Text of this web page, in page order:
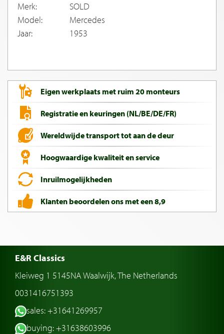
Merk:
SOLD
Model:
Mercedes
Jaar:
1953
Eigen werkplaats met ruim 20 monteurs
Registratie en keuringen (NL/BE/DE/FR)
Wereldwijde transport tot aan de deur
Hoogwaardige kwaliteit en service
Inruilmogelijkheden
Klanten beoordelen ons met een 8,9
E&R Classics
Kleiweg 1 5145NA Waalwijk, The Netherlands
0031416751393
sales: +31641269957
buying: +31638603996